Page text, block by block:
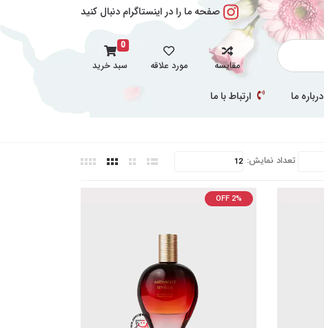
صفحه ما را در اینستاگرام دنبال کنید
مقایسه مورد علاقه
0
سبد خرید
درباره ما ارتباط با ما
تعداد نمایش:
OFF 2%